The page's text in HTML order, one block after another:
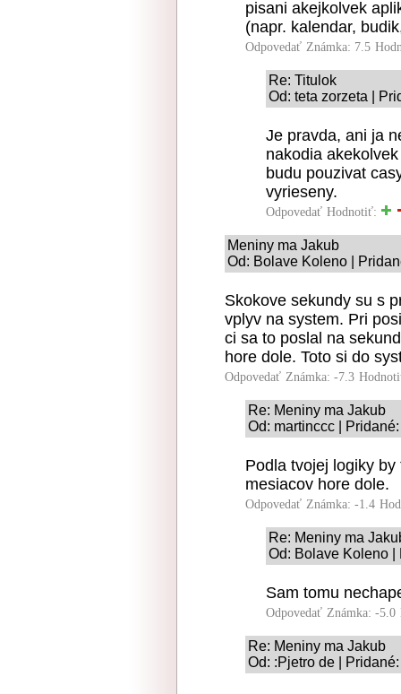
pisani akejkolvek
(napr. kalendar,
Odpovedať Známka: 7.5
Re: Titulok
Od: teta zorzeta |
Je pravda, ani ja
nakodia
budu pouzivat
vyrieseny.
Odpovedať Hodnotiť:
Meniny ma Jakub
Od: Bolave Koleno |
Skokove sekundy su s
vplyv na system. Pri
ci sa to poslal na
hore dole. Toto si do
Odpovedať Známka: -7.3
Re: Meniny ma Jakub
Od: martinccc |
Podla tvojej logiky
mesiacov hore dole.
Odpovedať Známka: -1.4
Re: Meniny ma
Od: Bolave Koleno |
Sam tomu
Odpovedať Známka: -5.0
Re: Meniny ma Jakub
Od: :Pjetro de |